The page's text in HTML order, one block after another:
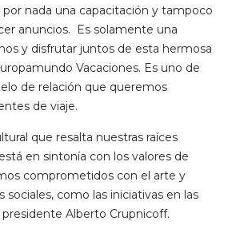
nada una capacitación y tampoco
anuncios. Es solamente una
y disfrutar juntos de esta hermosa
Vacaciones. Es uno de
de relación que queremos
de viaje.
que resalta nuestras raíces
en sintonía con los valores de
comprometidos con el arte y
como las iniciativas en las
Alberto Crupnicoff.